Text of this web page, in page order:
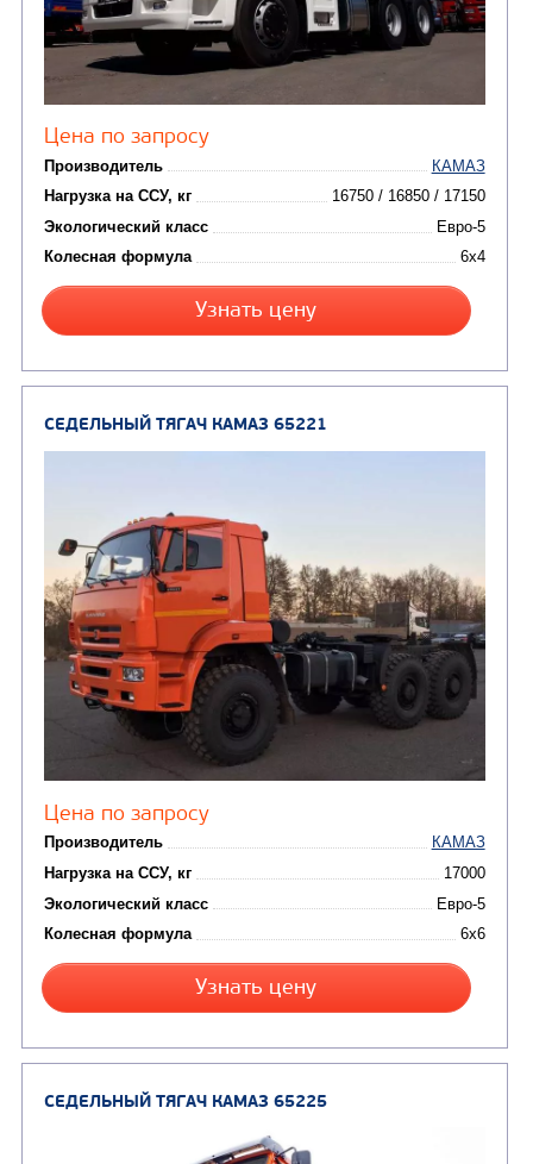
от 6 800 000
Производитель
Нагрузка на ССУ, кг
Экологический класс
Заказать
Кредит/Лизинг
СЕДЕЛЬНЫЙ ТЯГАЧ КАМАЗ 65206